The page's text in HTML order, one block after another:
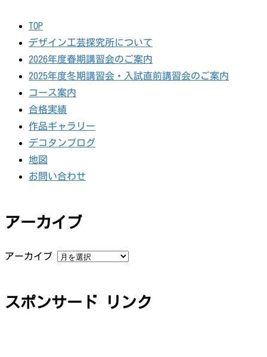
TOP
デザイン工芸探究所について
2026年度春期講習会のご案内
2025年度冬期講習会・入試直前講習会のご案内
コース案内
合格実績
作品ギャラリー
デコタンブログ
地図
お問い合わせ
アーカイブ
アーカイブ
スポンサード リンク